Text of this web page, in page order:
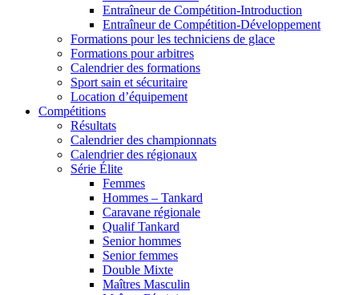
Entraîneur de Compétition-Introduction
Entraîneur de Compétition-Développement
Formations pour les techniciens de glace
Formations pour arbitres
Calendrier des formations
Sport sain et sécuritaire
Location d’équipement
Compétitions
Résultats
Calendrier des championnats
Calendrier des régionaux
Série Élite
Femmes
Hommes – Tankard
Caravane régionale
Qualif Tankard
Senior hommes
Senior femmes
Double Mixte
Maîtres Masculin